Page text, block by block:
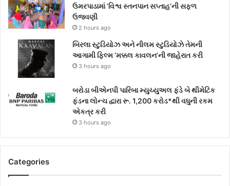
ઉમરપાડામાં ‘વિશ્વ સ્તનપાન સપ્તાહ’ની સફળ
ઉજવણી
2 hours ago
બિરલા સ્ટુડિયોઝ અને નીલમ સ્ટુડિયોઝે તેમની
આગામી ફિલ્મ ‘મક્કલ કાવલન’ની જાહેરાત કરી
3 hours ago
બરોડા બીએનપી પારિબા મ્યુચ્યુઅલ ફંડે બે થીમેટિક
ફંડના લોન્ચ દ્વારા રૂ. 1,200 કરોડ*થી વધુની રકમ
એકત્ર કરી
3 hours ago
Categories